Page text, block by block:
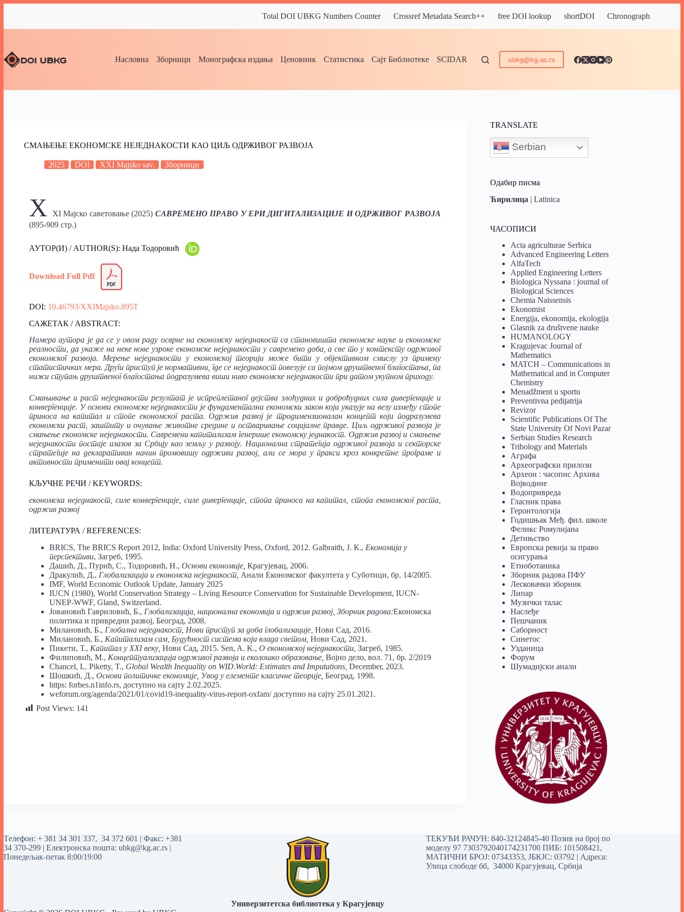
Total DOI UBKG Numbers Counter Crossref Metadata Search++ free DOI lookup shortDOI Chronograph
Насловна Зборници Монографска издања Ценовник Статистика Сајт Библиотеке SCIDAR ubkg@kg.ac.rs
СМАЊЕЊЕ ЕКОНОМСКЕ НЕЈЕДНАКОСТИ КАО ЦИЉ ОДРЖИВОГ РАЗВОЈА
2025 DOI XXI Majsko sav. Зборници
X XI Maјско саветовање (2025) САВРЕМЕНО ПРАВО У ЕРИ ДИГИТАЛИЗАЦИЈЕ И ОДРЖИВОГ РАЗВОЈА
(895-909 стр.)
АУТОР(И) / AUTHOR(S): Нада Тодоровић
Download Full Pdf
DOI: 10.46793/XXIMajsko.895T
САЖЕТАК / ABSTRACT:
Намера аутора је да се у овом раду осврне на економску неједнакост са становишта економске науке и економске
реалности, да укаже на неке нове узроке економске неједнакости у савремено доба, а све то у контексту одрживог
економског развоја. Мерење неједнакости у економској теорији може бити у објективном смислу уз примену
статистичких мера. Други приступ је нормативни, где се неједнакост повезује са појмом друштвеног благостања, па
нижи ступањ друштвеног благостања подразумева виши ниво економске неједнакости при датом укупном приходу.
Смањивање и раст неједнакости резултат је испреплетаног дејства злоћудних и доброћудних сила дивергенције и
конвергенције. У основи економске неједнакости је фундаментални економски закон који указује на везу између стопе
приноса на капитал и стопе економског раста. Одржив развој је тродимензионалан концепт који подразумева
економски раст, заштиту и очување животне средине и остваривање социјалне правде. Циљ одрживог развоја је
смањење економске неједнакости. Савремени капитализам генерише економску једнакост. Одржив развој и смањење
неједнакости постаје изазов за Србију као земљу у развоју. Национална стратегија одрживог развоја и секторске
стратегије на декларативан начин промовишу одрживи развој, али се мора у пракси кроз конкретне програме и
активности применити овај концепт.
КЉУЧНЕ РЕЧИ / KEYWORDS:
економска неједнакост, силе конвергенције, силе дивергенције, стопа приноса на капитал, стопа економског раста,
одржив развој
ЛИТЕРАТУРА / REFERENCES:
BRICS, The BRICS Report 2012, India: Oxford University Press, Oxford, 2012. Galbraith, Ј. К., Економија у
перспективи, Загреб, 1995.
Дашић, Д., Пурић, С., Тодоровић, Н., Основи економије, Крагујевац, 2006.
Дракулић, Д., Глобализација и економска неједнакост, Анали Економског факултета у Суботици, бр. 14/2005.
IMF, World Economic Outlook Update, January 2025
IUCN (1980), World Conservation Strategy – Living Resource Conservation for Sustainable Development, IUCN-
UNEP-WWF, Gland, Switzerland.
Јовановић Гавриловић, Б., Глобализација, национална економија и одржив развој, Зборник радова:Економска
политика и привредни развој, Београд, 2008.
Милановић, Б., Глобална неједнакост, Нови приступ за доба глобализације, Нови Сад, 2016.
Милановић, Б., Капитализам сам, Будућност система који влада светом, Нови Сад, 2021.
Пикети, Т., Капитал у XXI веку, Нови Сад, 2015. Sen, A. K., О економској неједнакости, Загреб, 1985.
Филиповић, М., Концептуализација одрживог развоја и еколошко образовање, Војно дело, вол. 71, бр. 2/2019
Chancel, L. Piketty, T., Global Wealth Inequality on WID.World: Estimates and Imputations, December, 2023.
Шошкић, Д., Основи политичке економије, Увод у елементе класичне теорије, Београд, 1998.
https: forbes.n1info.rs, доступно на сајту 2.02.2025.
weforum.org/agenda/2021/01/covid19-inequality-virus-report-oxfam/ доступно на сајту 25.01.2021.
Post Views: 141
TRANSLATE
Serbian
Одабир писма
Ћирилица |Latinica
ЧАСОПИСИ
Acta agriculturae Serbica
Advanced Engineering Letters
AlfaTech
Applied Engineering Letters
Biologica Nyssana : journal of
Biological Sciences
Chemia Naissensis
Ekonomist
Energija, ekonomija, ekologija
Glasnik za društvene nauke
HUMANOLOGY
Kragujevac Journal of
Mathematics
MATCH – Communications in
Mathematical and in Computer
Chemistry
Menadžment u sportu
Preventivna pedijatrija
Revizor
Scientific Publications Of The
State University Of Novi Pazar
Serbian Studies Research
Tribology and Materials
Аграфа
Археографски прилози
Археон : часопис Архива
Војводине
Водопривреда
Гласник права
Геронтологија
Годишњак Међ. фил. школе
Феликс Ромулијана
Детињство
Европска ревија за право
осигурања
Eтноботаника
Зборник радова ПФУ
Лесковачки зборник
Липар
Музички талас
Наслеђе
Пешчаник
Саборност
Синетос
Узданица
Форум
Шумадијски анали
Tелефон: + 381 34 301 337, 34 372 601 | Факс: +381
34 370-299 | Електронска пошта: ubkg@kg.ac.rs |
Понедељак-петак 8:00/19:00
Универзитетска библиотека у Крагујевцу
ТЕКУЋИ РАЧУН: 840-32124845-40 Позив на број по
моделу 97 7303792040174231700ПИБ: 101508421,
МАТИЧНИ БРОЈ: 07343353, ЈБКЈС: 03792 | Aдреса:
Улица слободе бб, 34000 Крагујевац, Србија